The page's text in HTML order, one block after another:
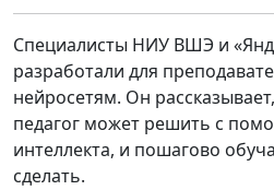
Специалисты НИУ ВШЭ и
разработали для
нейросетям. Он
педагог может решить с
интеллекта, и пошагово
сделать.